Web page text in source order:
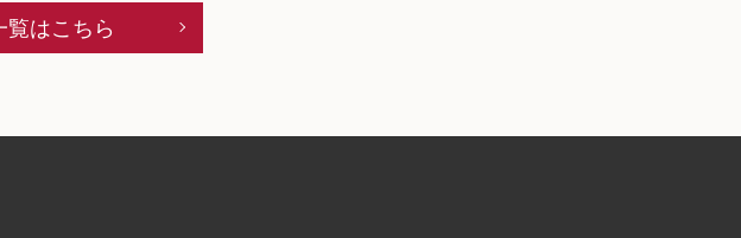
覧はこちら